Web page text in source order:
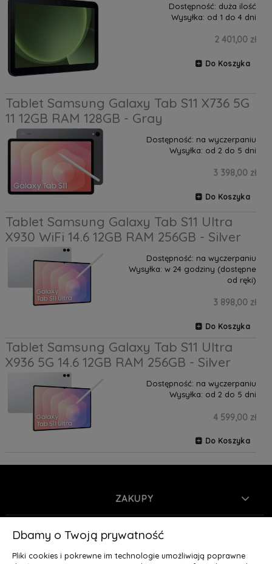
Dostępność: duża ilość
Wysyłka: od 1 do 4 dni
2 401,00 zł
Do Koszyka
Tablet Samsung Galaxy Tab S11 X736 5G
11 12GB RAM 128GB - Gray
Dostępność: na wyczerpaniu
Wysyłka: od 2 do 5 dni
3 398,00 zł
Do Koszyka
Tablet Samsung Galaxy Tab S11 Ultra
X930 WiFi 14.6 12GB RAM 256GB - Silver
Dostępność: na wyczerpaniu
Wysyłka: w 24 godziny (dostępne
od ręki)
3 898,00 zł
Do Koszyka
Tablet Samsung Galaxy Tab S11 Ultra
X936 5G 14.6 12GB RAM 256GB - Silver
Dostępność: na wyczerpaniu
Wysyłka: od 2 do 5 dni
4 599,00 zł
Do Koszyka
ZAKUPY
INFORMACJE
MOJE KONTO
Dbamy o Twoją prywatność
Pliki cookies i pokrewne im technologie umożliwiają poprawne